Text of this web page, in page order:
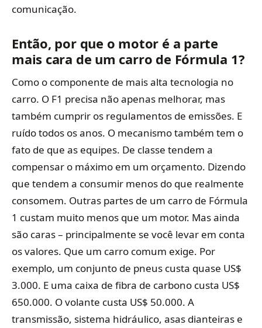
comunicação.
Então, por que o motor é a parte
mais cara de um carro de Fórmula 1?
Como o componente de mais alta tecnologia no
carro. O F1 precisa não apenas melhorar, mas
também cumprir os regulamentos de emissões. E
ruído todos os anos. O mecanismo também tem o
fato de que as equipes. De classe tendem a
compensar o máximo em um orçamento. Dizendo
que tendem a consumir menos do que realmente
consomem. Outras partes de um carro de Fórmula
1 custam muito menos que um motor. Mas ainda
são caras – principalmente se você levar em conta
os valores. Que um carro comum exige. Por
exemplo, um conjunto de pneus custa quase US$
3.000. E uma caixa de fibra de carbono custa US$
650.000. O volante custa US$ 50.000. A
transmissão, sistema hidráulico, asas dianteiras e